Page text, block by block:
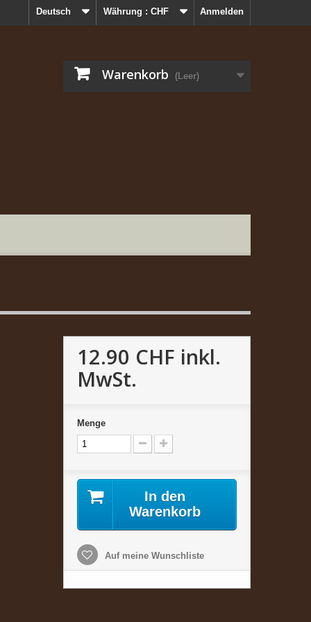
Anmelden
Währung : CHF
Deutsch
Warenkorb (Leer)
12.90 CHF inkl.
MwSt.
Menge
In den
Warenkorb
Auf meine Wunschliste